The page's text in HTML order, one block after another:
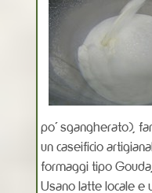
po’ sgangherato),
un caseificio
formaggi tipo
Usano latte locale e